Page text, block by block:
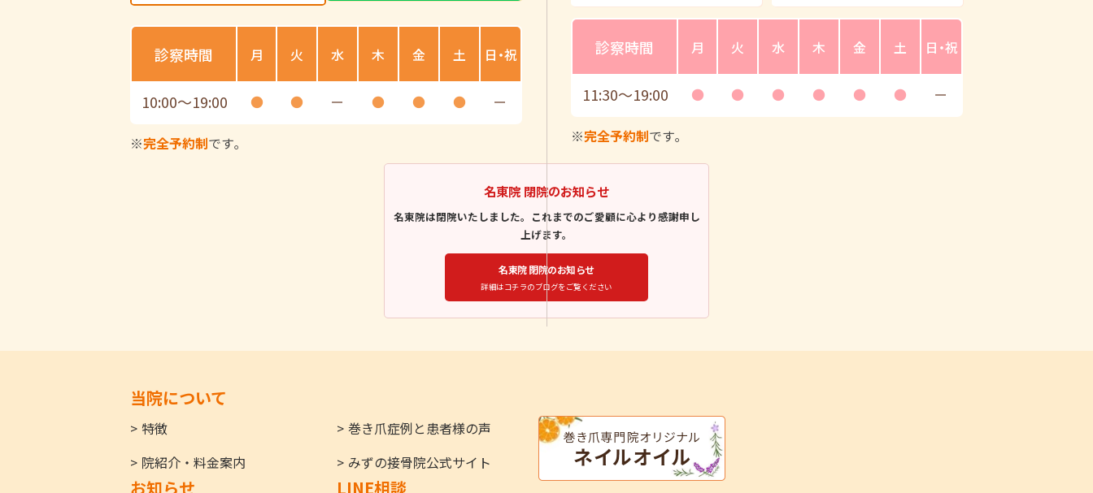
診察時間 月 火 水 木 金 土 日・祝
10:00〜19:00 ● ● ー ● ● ● ー
※完全予約制です｡
診察時間 月 火 水 木 金 土 日・祝
11:30〜19:00 ● ● ● ● ● ● ー
※完全予約制です｡
名東院 閉院のお知らせ
名東院は閉院いたしました。これまでのご愛顧に心より感謝申し
上げます。
名東院 閉院のお知らせ
詳細はコチラのブログをご覧ください
当院について
特徴
院紹介・料金案内
巻き爪症例と患者様の声
みずの接骨院公式サイト
お知らせ LINE相談